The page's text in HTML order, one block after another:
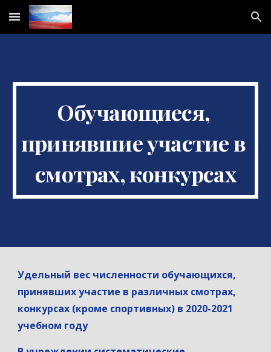
Skip to main content Skip to navigation
Обучающиеся,
принявшие участие в
смотрах, конкурсах
Удельный вес численности обучающихся,
принявших участие в различных смотрах,
конкурсах (кроме спортивных) в 2020-2021
учебном году